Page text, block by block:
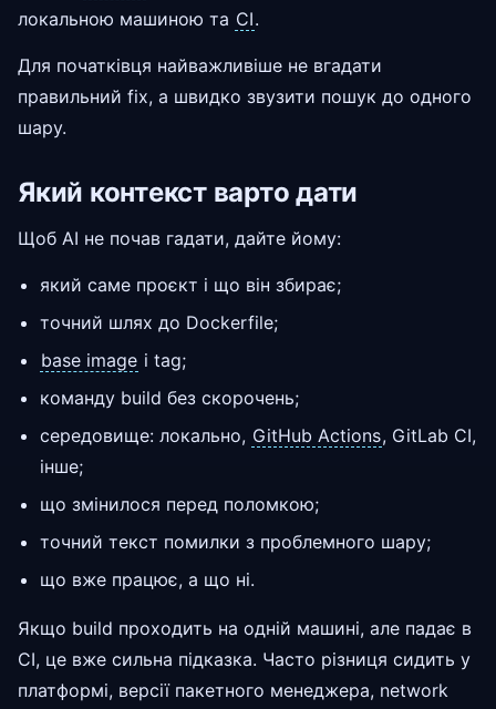
локальною машиною та CI.
Для початківця найважливіше не вгадати
правильний fix, а швидко звузити пошук до одного
шару.
Який контекст варто дати
Щоб AI не почав гадати, дайте йому:
який саме проєкт і що він збирає;
точний шлях до Dockerfile;
base image і tag;
команду build без скорочень;
середовище: локально, GitHub Actions, GitLab CI,
інше;
що змінилося перед поломкою;
точний текст помилки з проблемного шару;
що вже працює, а що ні.
Якщо build проходить на одній машині, але падає в
CI, це вже сильна підказка. Часто різниця сидить у
платформі, версії пакетного менеджера, network